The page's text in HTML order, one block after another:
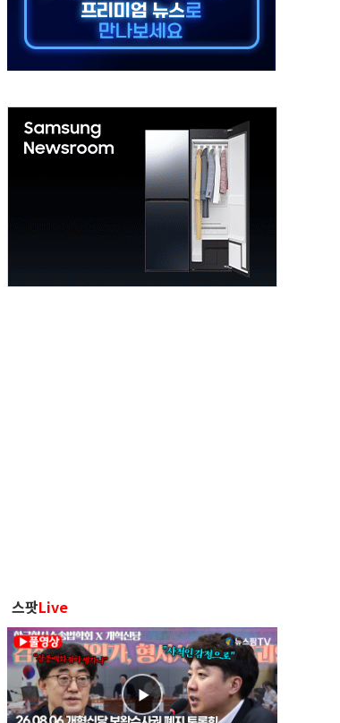
스팟Live